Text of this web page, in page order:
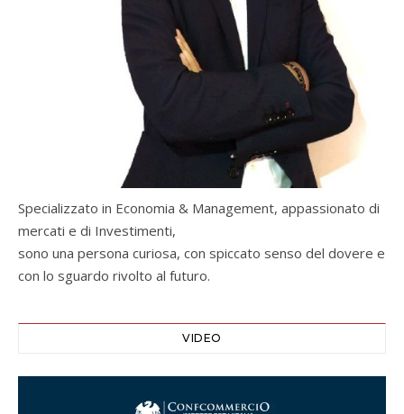
Specializzato in Economia & Management, appassionato di
mercati e di Investimenti,
sono una persona curiosa, con spiccato senso del dovere e
con lo sguardo rivolto al futuro.
VIDEO